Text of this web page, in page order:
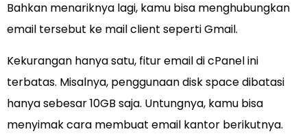
Bahkan menariknya lagi, kamu bisa menghubungkan
email tersebut ke mail client seperti Gmail.
Kekurangan hanya satu, fitur email di cPanel ini
terbatas. Misalnya, penggunaan disk space dibatasi
hanya sebesar 10GB saja. Untungnya, kamu bisa
menyimak cara membuat email kantor berikutnya.